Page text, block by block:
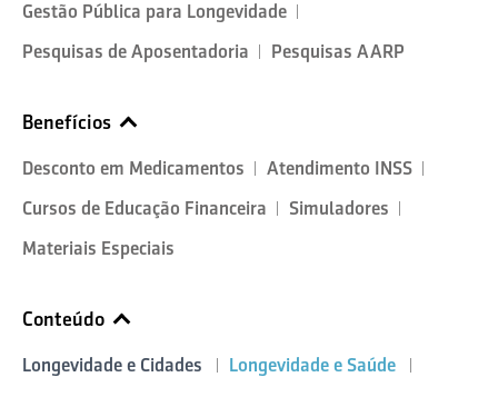
Gestão Pública para Longevidade
Pesquisas de Aposentadoria
Pesquisas AARP
Benefícios
Desconto em Medicamentos
Atendimento INSS
Cursos de Educação Financeira
Simuladores
Materiais Especiais
Conteúdo
Longevidade e Cidades Longevidade e Saúde